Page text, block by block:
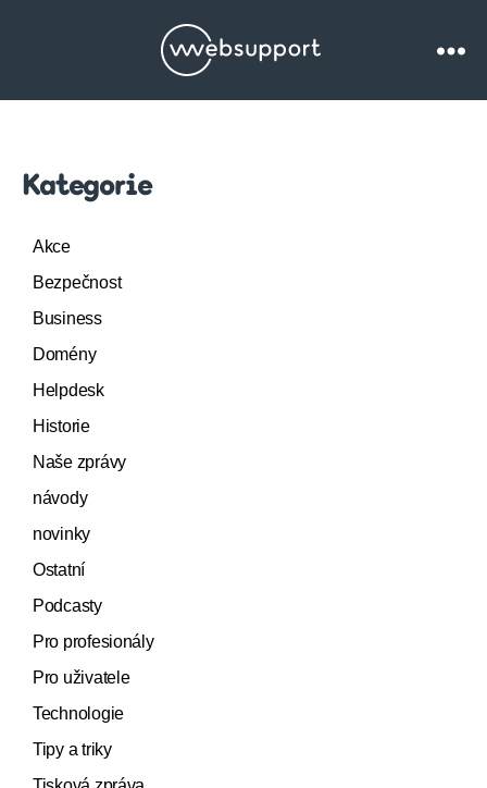
Websupport.cz
Kategorie
Akce
Bezpečnost
Business
Domény
Helpdesk
Historie
Naše zprávy
návody
novinky
Ostatní
Podcasty
Pro profesionály
Pro uživatele
Technologie
Tipy a triky